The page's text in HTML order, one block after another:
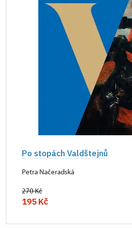
Po stopách Valdštejnů
Petra Načeradská
270 Kč
195 Kč